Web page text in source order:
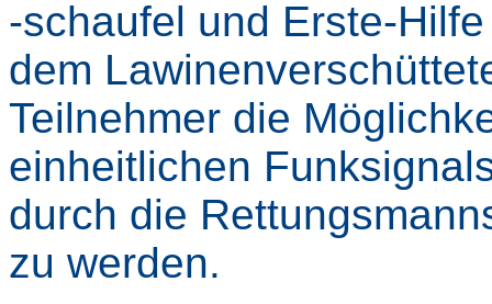
-schaufel und Erste-
dem
Teilnehmer die
einheitlichen
durch die
zu werden.